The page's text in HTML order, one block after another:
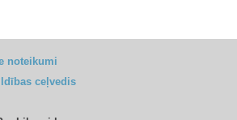
noteikumi
ceļvedis